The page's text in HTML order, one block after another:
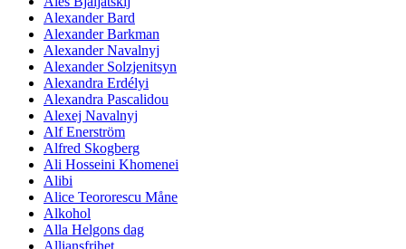
Alexander Bard
Alexander Barkman
Alexander Navalnyj
Alexander Solzjenitsyn
Alexandra Erdélyi
Alexandra Pascalidou
Alexej Navalnyj
Alf Enerström
Alfred Skogberg
Ali Hosseini Khomenei
Alibi
Alice Teororescu Måne
Alkohol
Alla Helgons dag
Alliansfrihet